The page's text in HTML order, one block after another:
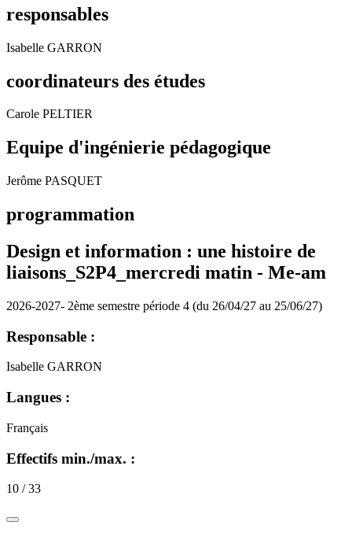
responsables
Isabelle GARRON
coordinateurs des études
Carole PELTIER
Equipe d'ingénierie pédagogique
Jerôme PASQUET
programmation
Design et information : une histoire de
liaisons_S2P4_mercredi matin - Me-am
2026-2027- 2ème semestre période 4 (du 26/04/27 au 25/06/27)
Responsable :
Isabelle GARRON
Langues :
Français
Effectifs min./max. :
10 / 33